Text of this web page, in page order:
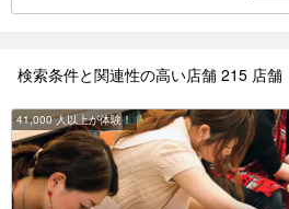
検索条件と関連性の高い店舗 215 店舗
41,000 人以上が体験！